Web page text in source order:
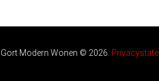
Gort Modern Wonen © 2026